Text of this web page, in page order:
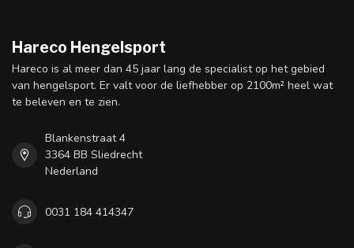
Hareco Hengelsport
Hareco is al meer dan 45 jaar lang de specialist op het gebied
van hengelsport. Er valt voor de liefhebber op 2100m² heel wat
te beleven en te zien.
Blankenstraat 4
3364 BB Sliedrecht
Nederland
0031 184 414347